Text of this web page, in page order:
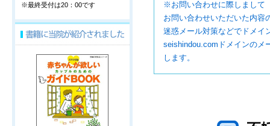
※お問い合わせに際しまして
お問い合わせいただいた内容
迷惑メール対策などでドメイ
seishindou.comドメインのメ
します。
※最終受付は20：00です